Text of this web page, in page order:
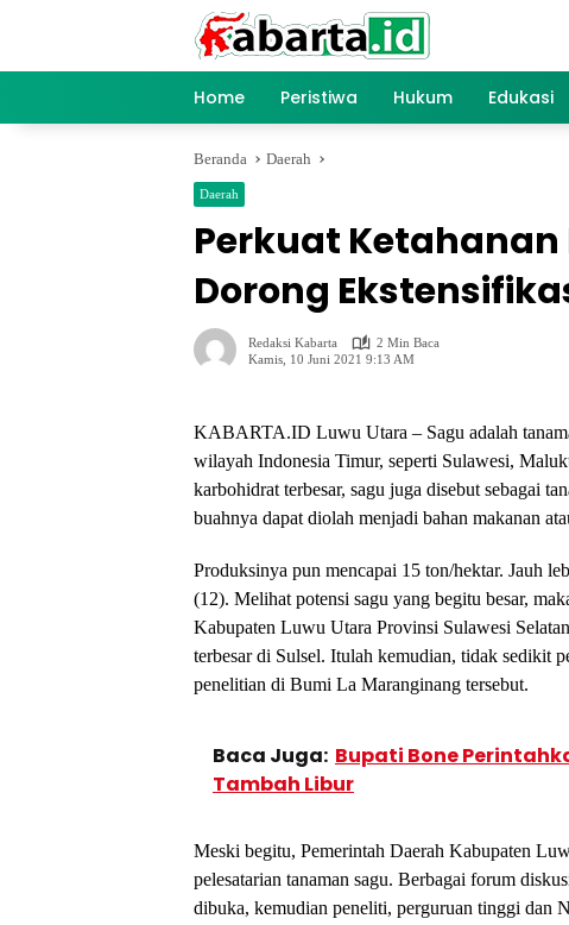
Home Peristiwa Hukum Edukasi
Beranda Daerah
Daerah
Perkuat
Dorong
Redaksi Kabarta
2 Min Baca
Kamis, 10 Juni 2021 9:13 AM
KABARTA.ID Luwu Utara – Sagu adalah
wilayah Indonesia Timur, seperti Sulawesi,
karbohidrat terbesar, sagu juga disebut sebagai
buahnya dapat diolah menjadi bahan makanan
Produksinya pun mencapai 15 ton/hektar. Jauh
(12). Melihat potensi sagu yang begitu besar,
Kabupaten Luwu Utara Provinsi Sulawesi
terbesar di Sulsel. Itulah kemudian, tidak sedikit
penelitian di Bumi La Maranginang tersebut.
Baca Juga: Bupati Bone
Tambah Libur
Meski begitu, Pemerintah Daerah Kabupaten
pelesatarian tanaman sagu. Berbagai forum
dibuka, kemudian peneliti, perguruan tinggi dan